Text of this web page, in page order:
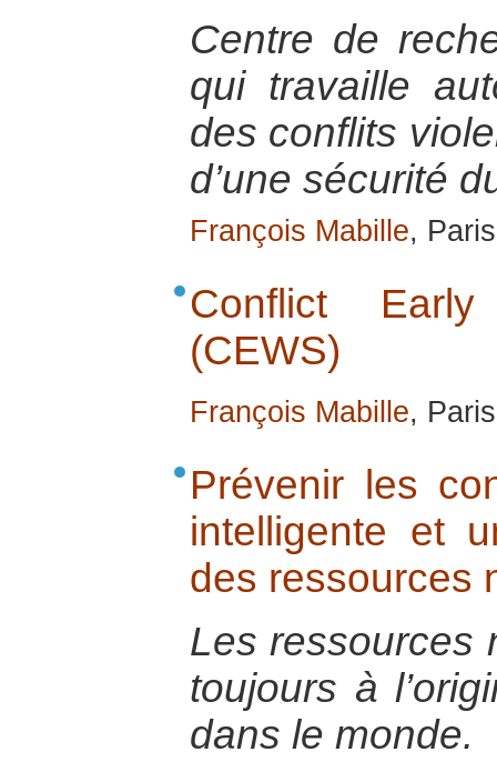
Centre de
qui travaille
des conflits
d’une sécurité
François Mabille,
Conflict
(CEWS)
François Mabille,
Prévenir les
intelligente et
des ressources
Les ressources
toujours à
dans le monde.